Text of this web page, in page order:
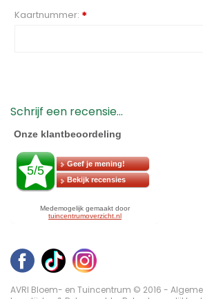
Kaartnummer: *
Schrijf een recensie...
AVRI Bloem- en Tuincentrum © 2016 -